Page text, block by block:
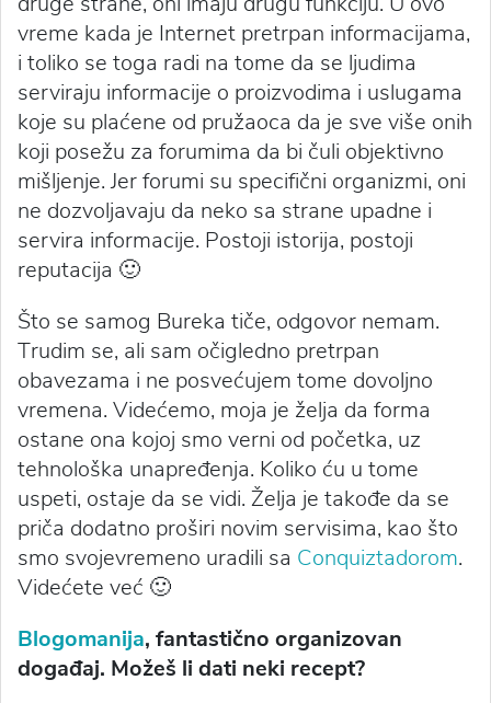
vreme kada je Internet pretrpan informacijama,
i toliko se toga radi na tome da se ljudima
serviraju informacije o proizvodima i uslugama
koje su plaćene od pružaoca da je sve više onih
koji posežu za forumima da bi čuli objektivno
mišljenje. Jer forumi su specifični organizmi, oni
ne dozvoljavaju da neko sa strane upadne i
servira informacije. Postoji istorija, postoji
reputacija 🙂
Što se samog Bureka tiče, odgovor nemam.
Trudim se, ali sam očigledno pretrpan
obavezama i ne posvećujem tome dovoljno
vremena. Videćemo, moja je želja da forma
ostane ona kojoj smo verni od početka, uz
tehnološka unapređenja. Koliko ću u tome
uspeti, ostaje da se vidi. Želja je takođe da se
priča dodatno proširi novim servisima, kao što
smo svojevremeno uradili sa Conquiztadorom.
Videćete već 🙂
Blogomanija, fantastično organizovan
događaj. Možeš li dati neki recept?